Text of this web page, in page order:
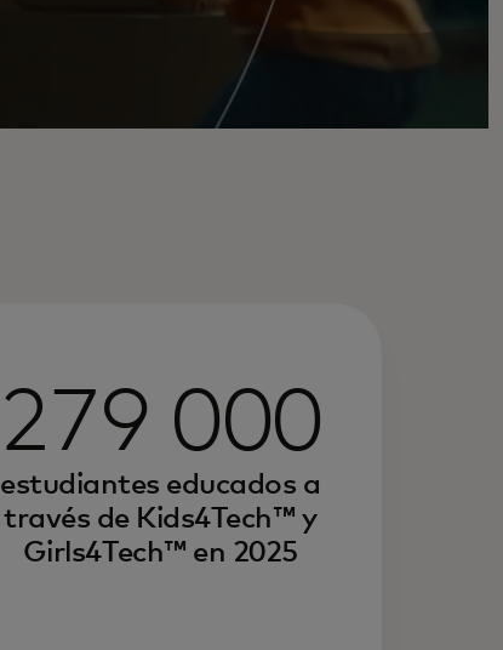
279 000
estudiantes educados a
través de Kids4Tech™ y
Girls4Tech™ en 2025